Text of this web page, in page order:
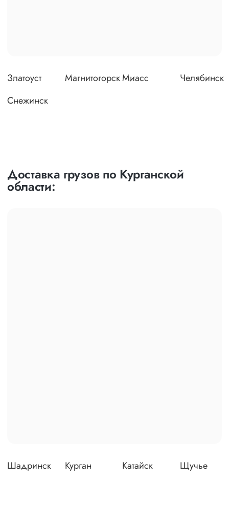
Златоуст МагнитогорскМиасс
Челябинск
Снежинск
Доставка грузов по Курганской
области:
Шадринск Курган Катайск Щучье